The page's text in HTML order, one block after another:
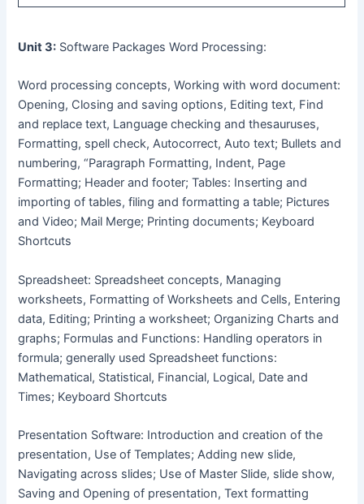
Unit 3: Software Packages Word Processing:
Word processing concepts, Working with word document:
Opening, Closing and saving options, Editing text, Find
and replace text, Language checking and thesauruses,
Formatting, spell check, Autocorrect, Auto text; Bullets and
numbering, “Paragraph Formatting, Indent, Page
Formatting; Header and footer; Tables: Inserting and
importing of tables, filing and formatting a table; Pictures
and Video; Mail Merge; Printing documents; Keyboard
Shortcuts
Spreadsheet: Spreadsheet concepts, Managing
worksheets, Formatting of Worksheets and Cells, Entering
data, Editing; Printing a worksheet; Organizing Charts and
graphs; Formulas and Functions: Handling operators in
formula; generally used Spreadsheet functions:
Mathematical, Statistical, Financial, Logical, Date and
Times; Keyboard Shortcuts
Presentation Software: Introduction and creation of the
presentation, Use of Templates; Adding new slide,
Navigating across slides; Use of Master Slide, slide show,
Saving and Opening of presentation, Text formatting